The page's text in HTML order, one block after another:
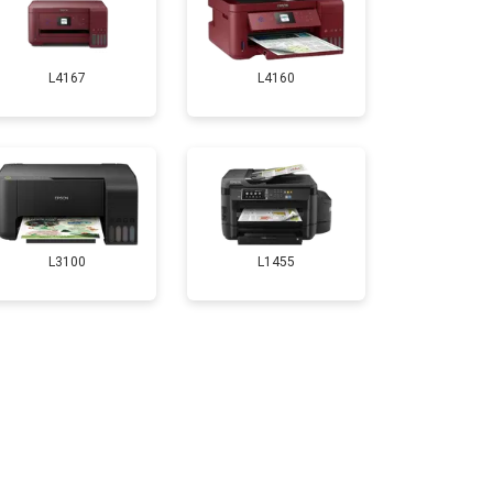
2800 ₽ Заказать
2500 ₽ Заказать
3500 ₽ Заказать
L4167 L4160
L3100 L1455